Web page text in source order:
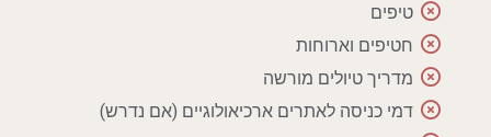
טיפים
חטיפים וארוחות
מדריך טיולים מורשה
דמי כניסה לאתרים ארכיאולוגיים (אם נדרש)